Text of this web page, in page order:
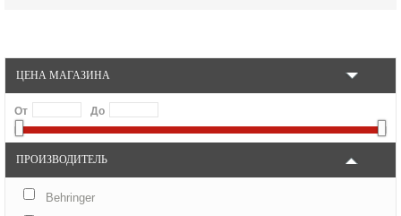
ЦЕНА МАГАЗИНА
От До
ПРОИЗВОДИТЕЛЬ
Behringer